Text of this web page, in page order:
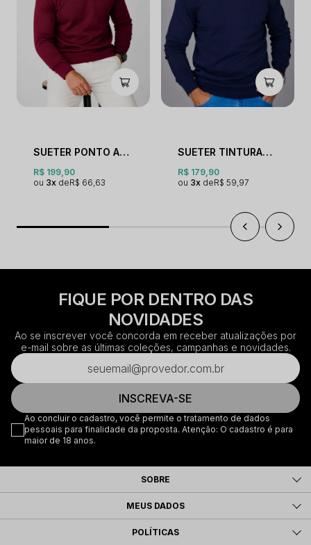
SUETER PONTO ARROZ NEW GOLA O
R$ 199,90
3x
R$ 66,63
SUETER TINTURADO GOLA V
R$ 179,90
3x
R$ 59,97
FIQUE POR DENTRO DAS
NOVIDADES
Ao se inscrever você concorda em receber atualizações por
e-mail sobre as últimas coleções, campanhas e novidades.
INSCREVA-SE
Ao concluir o cadastro, você permite o tratamento de dados
pessoais para finalidade da proposta. Atenção: O cadastro é para
maior de 18 anos.
SOBRE
MEUS DADOS
POLÍTICAS